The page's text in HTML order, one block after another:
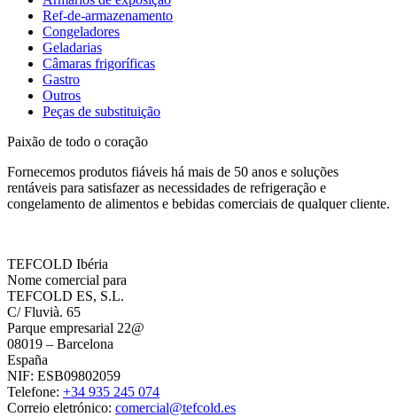
Ref-de-armazenamento
Congeladores
Geladarias
Câmaras frigoríficas
Gastro
Outros
Peças de substituição
Paixão de todo o coração
Fornecemos produtos fiáveis há mais de 50 anos e soluções
rentáveis para satisfazer as necessidades de refrigeração e
congelamento de alimentos e bebidas comerciais de qualquer cliente.
TEFCOLD Ibéria
Nome comercial para
TEFCOLD ES, S.L.
C/ Fluvià. 65
Parque empresarial 22@
08019 – Barcelona
España
NIF: ESB09802059
Telefone: +34 935 245 074
Correio eletrónico: comercial@tefcold.es